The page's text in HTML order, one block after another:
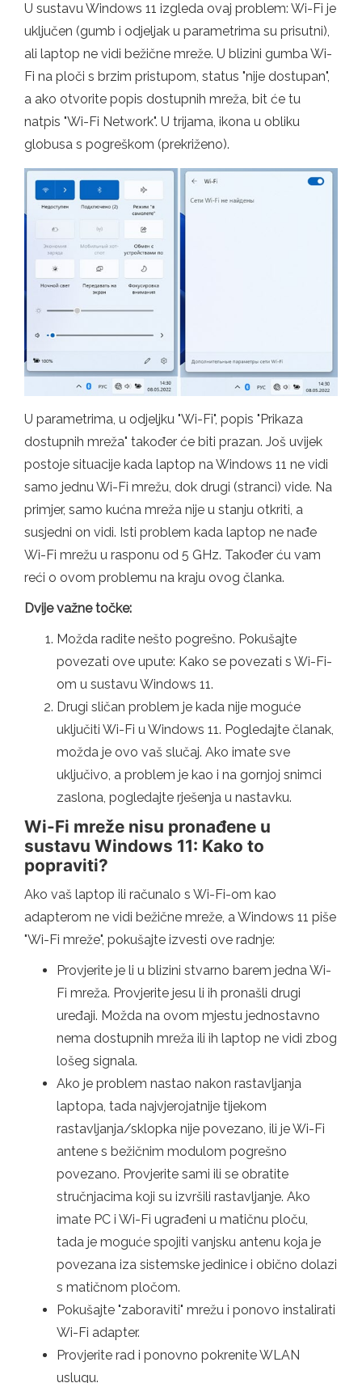
U sustavu Windows 11 izgleda ovaj problem: Wi-Fi je
uključen (gumb i odjeljak u parametrima su prisutni),
ali laptop ne vidi bežične mreže. U blizini gumba Wi-
Fi na ploči s brzim pristupom, status "nije dostupan",
a ako otvorite popis dostupnih mreža, bit će tu
natpis "Wi-Fi Network". U trijama, ikona u obliku
globusa s pogreškom (prekriženo).
U parametrima, u odjeljku "Wi-Fi", popis "Prikaza
dostupnih mreža" također će biti prazan. Još uvijek
postoje situacije kada laptop na Windows 11 ne vidi
samo jednu Wi-Fi mrežu, dok drugi (stranci) vide. Na
primjer, samo kućna mreža nije u stanju otkriti, a
susjedni on vidi. Isti problem kada laptop ne nađe
Wi-Fi mrežu u rasponu od 5 GHz. Također ću vam
reći o ovom problemu na kraju ovog članka.
Dvije važne točke:
Možda radite nešto pogrešno. Pokušajte
povezati ove upute: Kako se povezati s Wi-Fi-
om u sustavu Windows 11.
Drugi sličan problem je kada nije moguće
uključiti Wi-Fi u Windows 11. Pogledajte članak,
možda je ovo vaš slučaj. Ako imate sve
uključivo, a problem je kao i na gornjoj snimci
zaslona, ​​pogledajte rješenja u nastavku.
Wi-Fi mreže nisu pronađene u
sustavu Windows 11: Kako to
popraviti?
Ako vaš laptop ili računalo s Wi-Fi-om kao
adapterom ne vidi bežične mreže, a Windows 11 piše
"Wi-Fi mreže", pokušajte izvesti ove radnje:
Provjerite je li u blizini stvarno barem jedna Wi-
Fi mreža. Provjerite jesu li ih pronašli drugi
uređaji. Možda na ovom mjestu jednostavno
nema dostupnih mreža ili ih laptop ne vidi zbog
lošeg signala.
Ako je problem nastao nakon rastavljanja
laptopa, tada najvjerojatnije tijekom
rastavljanja/sklopka nije povezano, ili je Wi-Fi
antene s bežičnim modulom pogrešno
povezano. Provjerite sami ili se obratite
stručnjacima koji su izvršili rastavljanje. Ako
imate PC i Wi-Fi ugrađeni u matičnu ploču,
tada je moguće spojiti vanjsku antenu koja je
povezana iza sistemske jedinice i obično dolazi
s matičnom pločom.
Pokušajte "zaboraviti" mrežu i ponovo instalirati
Wi-Fi adapter.
Provjerite rad i ponovno pokrenite WLAN
uslugu.